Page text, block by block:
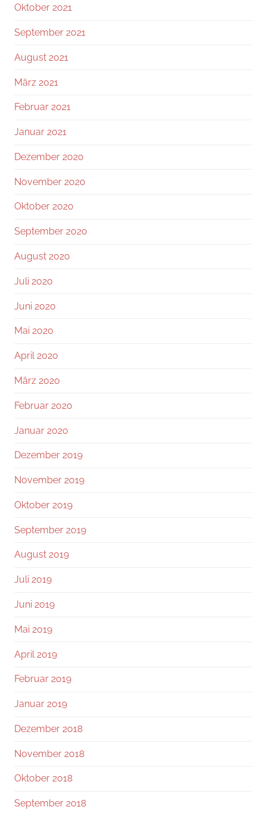
Oktober 2021
September 2021
August 2021
März 2021
Februar 2021
Januar 2021
Dezember 2020
November 2020
Oktober 2020
September 2020
August 2020
Juli 2020
Juni 2020
Mai 2020
April 2020
März 2020
Februar 2020
Januar 2020
Dezember 2019
November 2019
Oktober 2019
September 2019
August 2019
Juli 2019
Juni 2019
Mai 2019
April 2019
Februar 2019
Januar 2019
Dezember 2018
November 2018
Oktober 2018
September 2018